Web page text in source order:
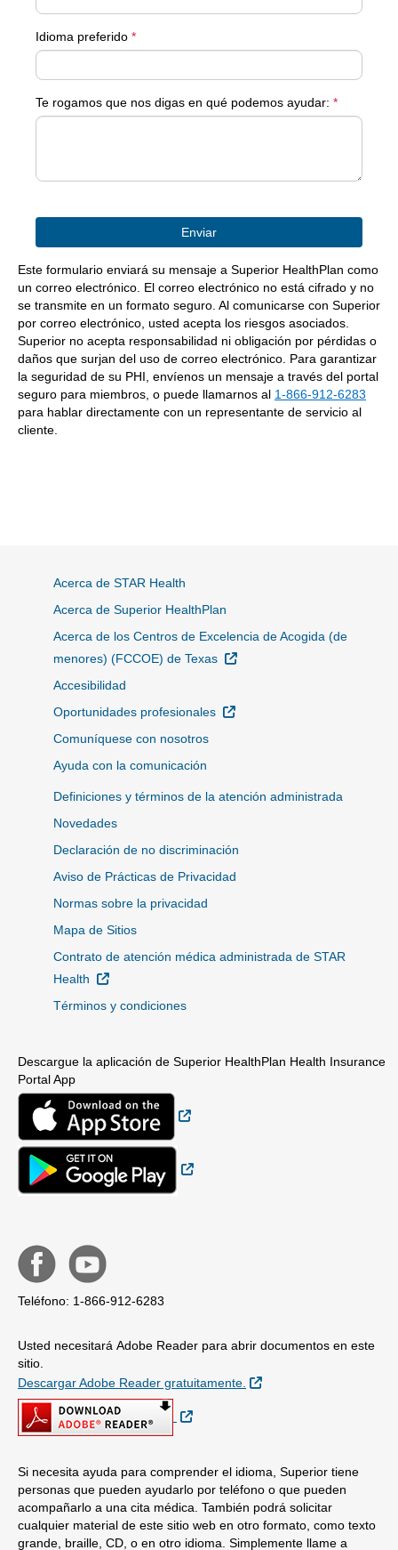
Idioma preferido *
Te rogamos que nos digas en qué podemos ayudar: *
Este formulario enviará su mensaje a Superior HealthPlan como
un correo electrónico. El correo electrónico no está cifrado y no
se transmite en un formato seguro. Al comunicarse con Superior
por correo electrónico, usted acepta los riesgos asociados.
Superior no acepta responsabilidad ni obligación por pérdidas o
daños que surjan del uso de correo electrónico. Para garantizar
la seguridad de su PHI, envíenos un mensaje a través del portal
seguro para miembros, o puede llamarnos al 1-866-912-6283
para hablar directamente con un representante de servicio al
cliente.
Acerca de STAR Health
Acerca de Superior HealthPlan
Acerca de los Centros de Excelencia de Acogida (de
menores) (FCCOE) de Texas
Sitio Externo
Accesibilidad
Oportunidades profesionales
Sitio Externo
Comuníquese con nosotros
Ayuda con la comunicación
Definiciones y términos de la atención administrada
Novedades
Declaración de no discriminación
Aviso de Prácticas de Privacidad
Normas sobre la privacidad
Mapa de Sitios
Contrato de atención médica administrada de STAR
Health
Sitio Externo
Términos y condiciones
Descargue la aplicación de Superior HealthPlan Health Insurance
Portal App
Teléfono: 1-866-912-6283
Usted necesitará Adobe Reader para abrir documentos en este
sitio.
Descargar Adobe Reader gratuitamente.
Sitio Externo
Sitio Externo
Si necesita ayuda para comprender el idioma, Superior tiene
personas que pueden ayudarlo por teléfono o que pueden
acompañarlo a una cita médica. También podrá solicitar
cualquier material de este sitio web en otro formato, como texto
grande, braille, CD, o en otro idioma. Simplemente llame a